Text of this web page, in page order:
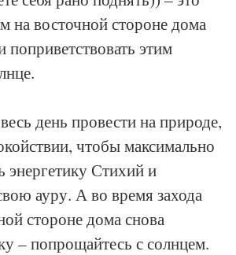
на восточной стороне дома
поприветствовать этим
день провести на природе,
чтобы максимально
энергетику Стихий и
ауру. А во время захода
стороне дома снова
– попрощайтесь с солнцем.